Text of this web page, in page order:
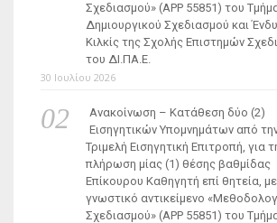
Σχεδιασμού» (ΑΡΡ 55851) του
Δημιουργικού Σχεδιασμού και
Κιλκίς της Σχολής Επιστημών
του ΔΙ.ΠΑ.Ε.
30 Ιουλίου 2026
Ανακοίνωση – Κατάθεση δύο (2)
Εισηγητικών Υπομνημάτων από
Τριμελή Εισηγητική Επιτροπή, για
πλήρωση μίας (1) θέσης βαθμίδας
Επίκουρου Καθηγητή επί θητεία, με
γνωστικό αντικείμενο
Σχεδιασμού» (ΑΡΡ 55851) του